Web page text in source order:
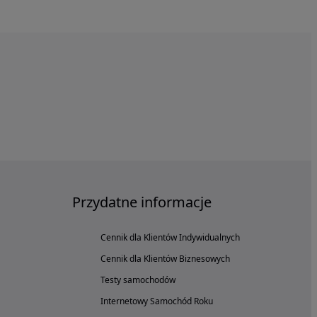
Przydatne informacje
Cennik dla Klientów Indywidualnych
Cennik dla Klientów Biznesowych
Testy samochodów
Internetowy Samochód Roku